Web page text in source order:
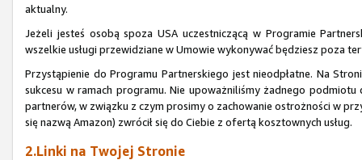
aktualny.
Jeżeli jesteś osobą spoza USA uczestniczącą w Programie
wszelkie usługi przewidziane w Umowie wykonywać będziesz poza
Przystąpienie do Programu Partnerskiego jest nieodpłatne. Na
sukcesu w ramach programu. Nie upoważniliśmy żadnego
partnerów, w związku z czym prosimy o zachowanie ostrożności w
się nazwą Amazon) zwrócił się do Ciebie z ofertą kosztownych usług.
2.Linki na Twojej Stronie